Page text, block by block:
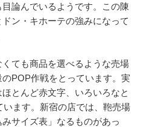
論んでいるようです。この陳
ン・キホーテの強みになって
ても商品を選べるような売場
POP作戦をとっています。実
とんど赤文字、いろいろなと
います。新宿の店では、鞄売場
サイズ表」なるものがあっ